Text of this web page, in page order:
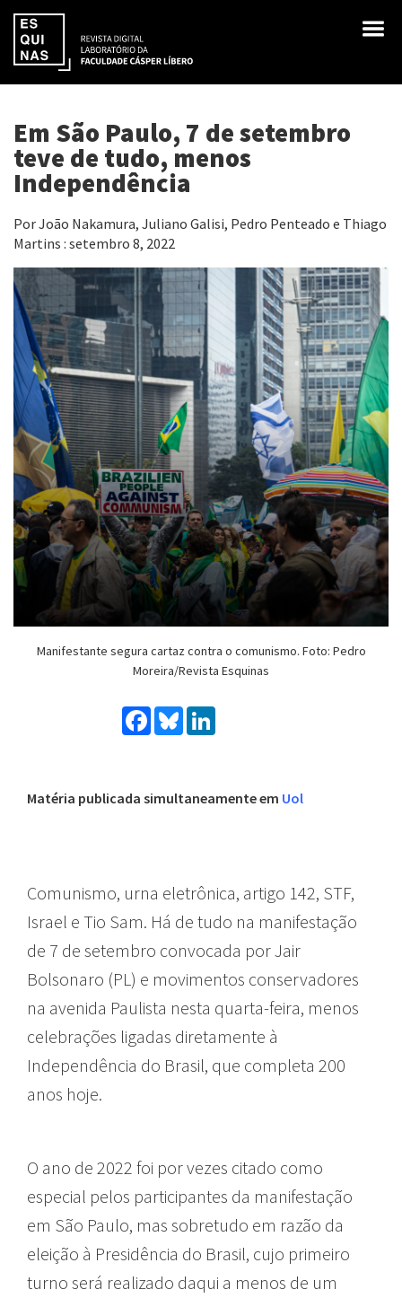
Em São Paulo, 7 de setembro
teve de tudo, menos
Independência
Por João Nakamura, Juliano Galisi, Pedro Penteado e Thiago
Martins : setembro 8, 2022
Manifestante segura cartaz contra o comunismo. Foto: Pedro
Moreira/Revista Esquinas
Facebook
Bluesky
Matéria publicada simultaneamente em Uol
Comunismo, urna eletrônica, artigo 142, STF,
Israel e Tio Sam. Há de tudo na manifestação
de 7 de setembro convocada por Jair
Bolsonaro (PL) e movimentos conservadores
na avenida Paulista nesta quarta-feira, menos
celebrações ligadas diretamente à
Independência do Brasil, que completa 200
anos hoje.
O ano de 2022 foi por vezes citado como
especial pelos participantes da manifestação
em São Paulo, mas sobretudo em razão da
eleição à Presidência do Brasil, cujo primeiro
turno será realizado daqui a menos de um